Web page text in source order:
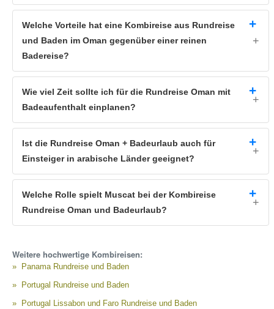
auf eigene Faust.
Welche Vorteile hat eine Kombireise aus Rundreise
und Baden im Oman gegenüber einer reinen
Badereise?
Wie viel Zeit sollte ich für die Rundreise Oman mit
Badeaufenthalt einplanen?
Ist die Rundreise Oman + Badeurlaub auch für
Einsteiger in arabische Länder geeignet?
Welche Rolle spielt Muscat bei der Kombireise
Rundreise Oman und Badeurlaub?
Weitere hochwertige Kombireisen:
Panama Rundreise und Baden
Portugal Rundreise und Baden
Portugal Lissabon und Faro Rundreise und Baden